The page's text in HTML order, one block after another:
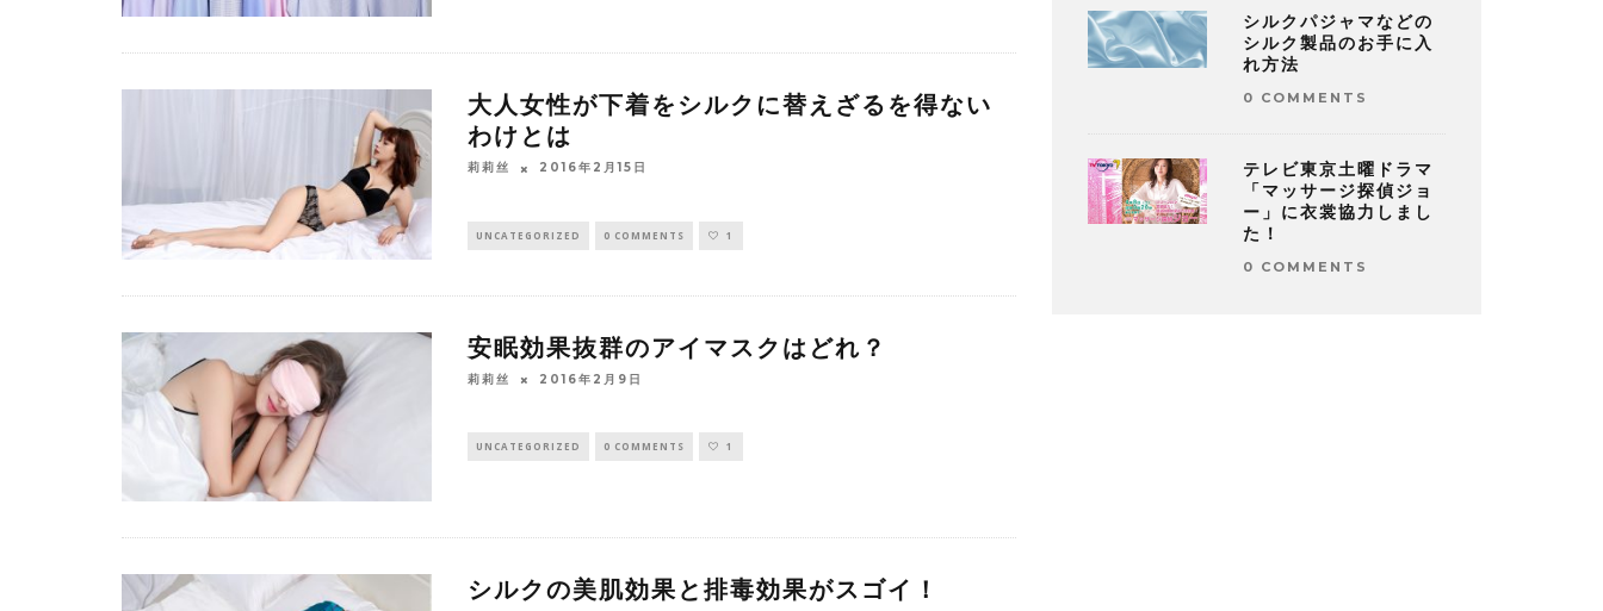
大人女性が下着をシルクに替えざるを得ない
わけとは
莉莉丝 2016年2月15日
UNCATEGORIZED 0 COMMENTS 1
安眠効果抜群のアイマスクはどれ？
莉莉丝 2016年2月9日
UNCATEGORIZED 0 COMMENTS 1
シルクの美肌効果と排毒効果がスゴイ！
シルクパジャマなどの
シルク製品のお手に入
れ方法
0 COMMENTS
テレビ東京土曜ドラマ
「マッサージ探偵ジョ
ー」に衣裳協力しまし
た！
0 COMMENTS